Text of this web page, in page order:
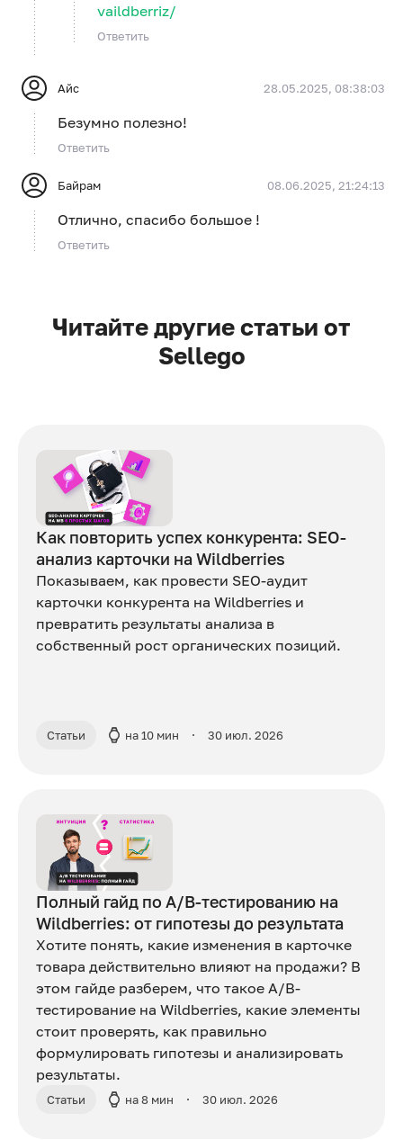
vaildberriz/
Ответить
Айс 28.05.2025, 08:38:03
Безумно полезно!
Ответить
Байрам 08.06.2025, 21:24:13
Отлично, спасибо большое !
Ответить
Читайте другие статьи от
Sellego
Как повторить успех конкурента: SEO-
анализ карточки на Wildberries
Показываем, как провести SEO-аудит
карточки конкурента на Wildberries и
превратить результаты анализа в
собственный рост органических позиций.
Статьи на 10 мин 30 июл. 2026
Полный гайд по A/B-тестированию на
Wildberries: от гипотезы до результата
Хотите понять, какие изменения в карточке
товара действительно влияют на продажи? В
этом гайде разберем, что такое A/B-
тестирование на Wildberries, какие элементы
стоит проверять, как правильно
формулировать гипотезы и анализировать
результаты.
Статьи на 8 мин 30 июл. 2026